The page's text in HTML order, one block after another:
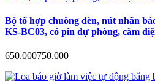
Bộ tổ hợp chuông đèn, nút nhấn
KS-BC03, có pin dự phòng, cắm
650.000750.000